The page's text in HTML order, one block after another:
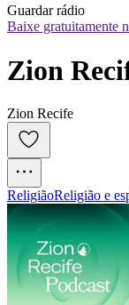
Guardar rádio
Baixe gratuitamente
Zion
Zion Recife
ReligiãoReligião e